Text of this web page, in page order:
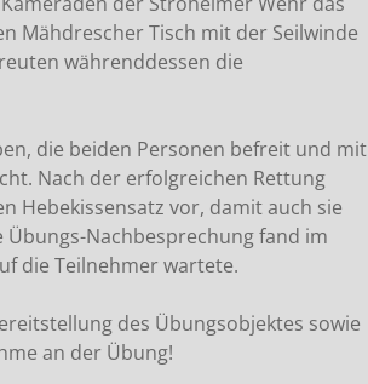
Mähdrescher Tisch mit der Seilwinde
währenddessen die
die beiden Personen befreit und mit
Nach der erfolgreichen Rettung
Hebekissensatz vor, damit auch sie
Nachbesprechung fand im
die Teilnehmer wartete.
des Übungsobjektes sowie
an der Übung!